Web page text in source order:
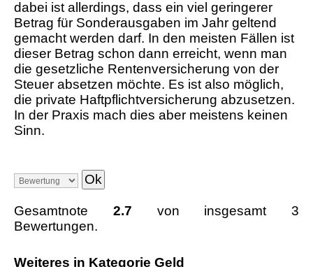
dabei ist allerdings, dass ein viel geringerer
Betrag für Sonderausgaben im Jahr geltend
gemacht werden darf. In den meisten Fällen ist
dieser Betrag schon dann erreicht, wenn man
die gesetzliche Rentenversicherung von der
Steuer absetzen möchte. Es ist also möglich,
die private Haftpflichtversicherung abzusetzen.
In der Praxis mach dies aber meistens keinen
Sinn.
Gesamtnote 2.7 von insgesamt 3
Bewertungen.
Weiteres in Kategorie Geld